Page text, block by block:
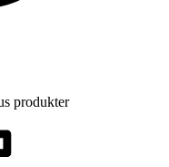
produkter